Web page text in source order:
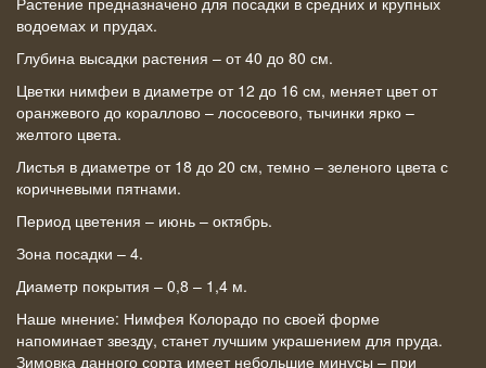
водоемах и прудах.
Глубина высадки растения – от 40 до 80 см.
Цветки нимфеи в диаметре от 12 до 16 см, меняет цвет от
оранжевого до кораллово – лососевого, тычинки ярко –
желтого цвета.
Листья в диаметре от 18 до 20 см, темно – зеленого цвета с
коричневыми пятнами.
Период цветения – июнь – октябрь.
Зона посадки – 4.
Диаметр покрытия – 0,8 – 1,4 м.
Наше мнение: Нимфея Колорадо по своей форме
напоминает звезду, станет лучшим украшением для пруда.
Зимовка данного сорта имеет небольшие минусы – при